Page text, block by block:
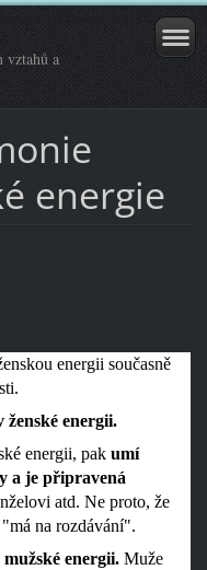
vztahů a
energie
energii současně
energii.
energii, pak umí
a je připravená
atd. Ne proto, že
na rozdávání".
energii.Muže